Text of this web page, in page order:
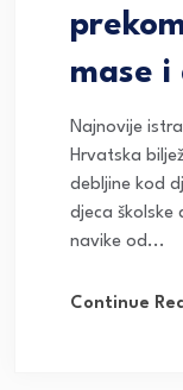
mase i
Najnovije
Hrvatska
debljine kod
djeca školske
navike od...
Continue